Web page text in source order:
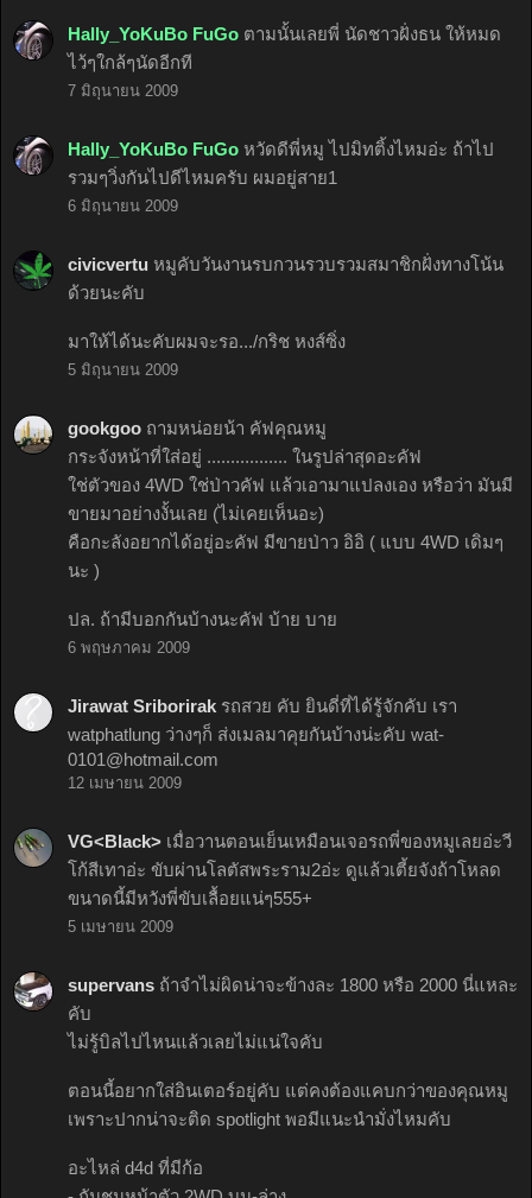
Hally_YoKuBo FuGo ตามนั้นเลยพี่ นัดชาวฝั่งธน ให้หมด
ไว้ๆใกล้ๆนัดอีกที
7 มิถุนายน 2009
Hally_YoKuBo FuGo หวัดดีพี่หมู ไปมิทติ้งไหมอ่ะ ถ้าไป
รวมๆวิ่งกันไปดีไหมครับ ผมอยู่สาย1
6 มิถุนายน 2009
civicvertu หมูคับวันงานรบกวนรวบรวมสมาชิกฝั่งทางโน้น
ด้วยนะคับ
มาให้ได้นะคับผมจะรอ.../กริช หงส์ซิ่ง
5 มิถุนายน 2009
gookgoo ถามหน่อยน้า คัฟคุณหมู
กระจังหน้าที่ใส่อยู่ ................. ในรูปล่าสุดอะคัฟ
ใช่ตัวของ 4WD ใช่ป่าวคัฟ แล้วเอามาแปลงเอง หรือว่า มันมี
ขายมาอย่างงั้นเลย (ไม่เคยเห็นอะ)
คือกะลังอยากได้อยู่อะคัฟ มีขายป่าว อิอิ ( แบบ 4WD เดิมๆ
นะ )
ปล. ถ้ามีบอกกันบ้างนะคัฟ บ้าย บาย
6 พฤษภาคม 2009
Jirawat Sriborirak รถสวย คับ ยินดี่ที่ได้รู้จักคับ เรา
watphatlung ว่างๆก็ ส่งเมลมาคุยกันบ้างน่ะคับ wat-
0101@hotmail.com
12 เมษายน 2009
VG<Black> เมื่อวานตอนเย็นเหมือนเจอรถพี่ของหมูเลยอ่ะวี
โก้สีเทาอ่ะ ขับผ่านโลตัสพระราม2อ่ะ ดูแล้วเตี้ยจังถ้าโหลด
ขนาดนี้มีหวังพี่ขับเลื้อยแน่ๆ555+
5 เมษายน 2009
supervans ถ้าจำไม่ผิดน่าจะข้างละ 1800 หรือ 2000 นี่แหละ
คับ
ไม่รู้บิลไปไหนแล้วเลยไม่แน่ใจคับ
ตอนนี้อยากใส่อินเตอร์อยู่คับ แต่คงต้องแคบกว่าของคุณหมู
เพราะปากน่าจะติด spotlight พอมีแนะนำมั่งไหมคับ
อะไหล่ d4d ที่มีก้อ